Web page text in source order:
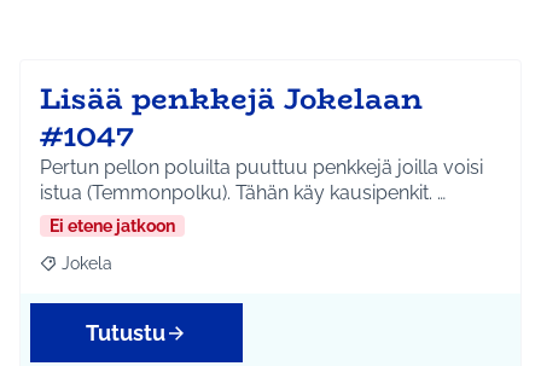
−
Lisää penkkejä Jokelaan
#1047
Pertun pellon poluilta puuttuu penkkejä joilla voisi
istua (Temmonpolku). Tähän käy kausipenkit. …
Ei etene jatkoon
Rajaa tulokset aihepiirin mukaan: Jokela
Jokela
Tutustu